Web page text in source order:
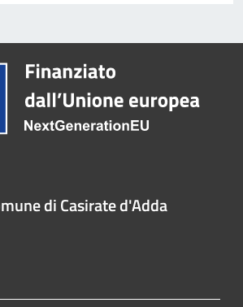
di Casirate d'Adda